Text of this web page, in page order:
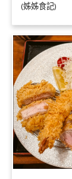
(姊姊食記)